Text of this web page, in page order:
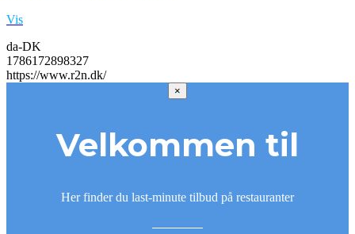
Vis
da-DK
1786172898327
https://www.r2n.dk/
×
Velkommen til
Her finder du last-minute tilbud på restauranter